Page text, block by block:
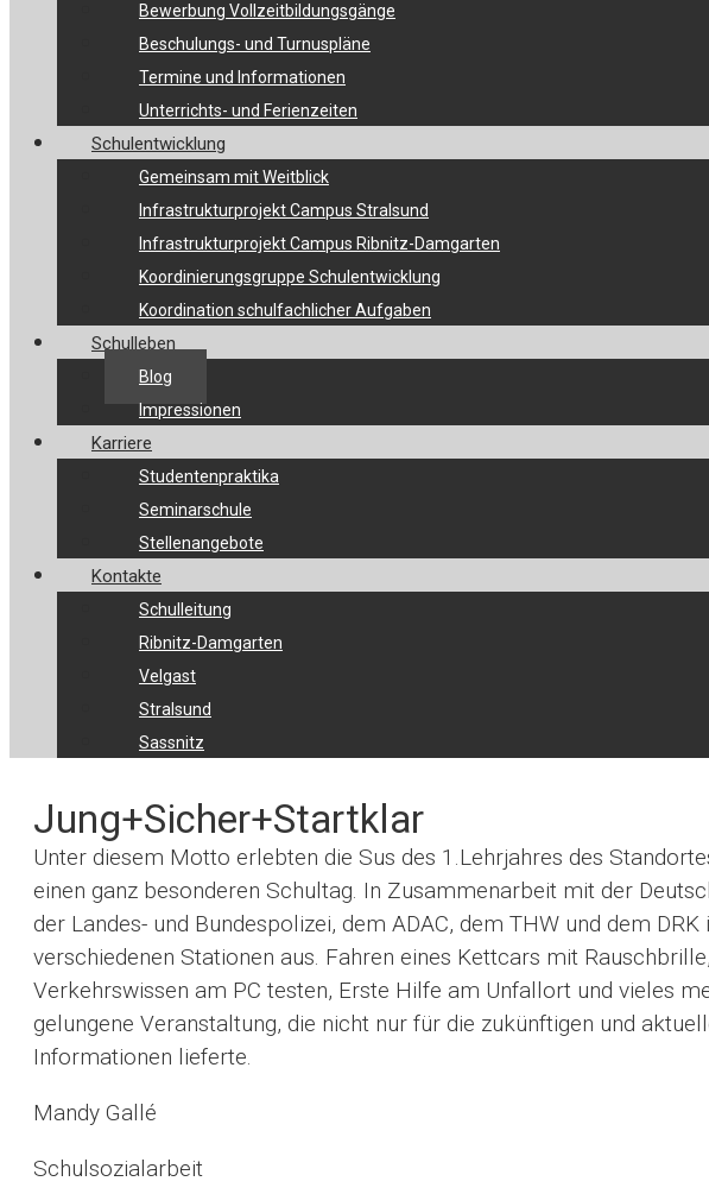
Bewerbung Vollzeitbildungsgänge
Beschulungs- und Turnuspläne
Termine und Informationen
Unterrichts- und Ferienzeiten
Schulentwicklung
Gemeinsam mit Weitblick
Infrastrukturprojekt Campus Stralsund
Infrastrukturprojekt Campus Ribnitz-Damgarten
Koordinierungsgruppe Schulentwicklung
Koordination schulfachlicher Aufgaben
Schulleben
Blog
Impressionen
Karriere
Studentenpraktika
Seminarschule
Stellenangebote
Kontakte
Schulleitung
Ribnitz-Damgarten
Velgast
Stralsund
Sassnitz
Jung+Sicher+Startklar
Unter diesem Motto erlebten die Sus des 1.Lehrjahres des
einen ganz besonderen Schultag. In Zusammenarbeit mit der
der Landes- und Bundespolizei, dem ADAC, dem THW und dem
verschiedenen Stationen aus. Fahren eines Kettcars mit
Verkehrswissen am PC testen, Erste Hilfe am Unfallort und vieles
gelungene Veranstaltung, die nicht nur für die zukünftigen und
Informationen lieferte.
Mandy Gallé
Schulsozialarbeit